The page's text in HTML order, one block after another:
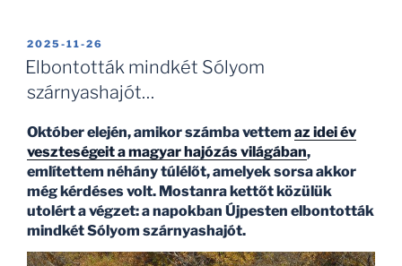
BEKÜLDVE:
2025-11-26
Elbontották mindkét Sólyom
szárnyashajót…
Október elején, amikor számba vettem az idei év
veszteségeit a magyar hajózás világában,
említettem néhány túlélőt, amelyek sorsa akkor
még kérdéses volt. Mostanra kettőt közülük
utolért a végzet: a napokban Újpesten elbontották
mindkét Sólyom szárnyashajót.